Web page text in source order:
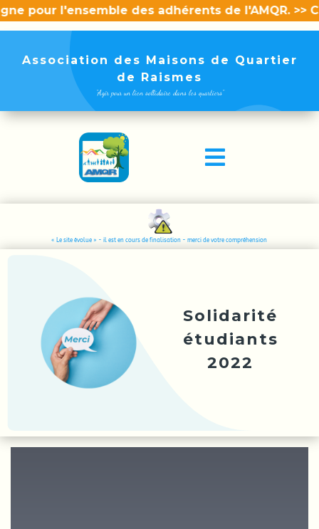
de l'AMQR. >> CLIQUEZ ICI POUR Y
Association des Maisons de Quartier
de Raismes
"Agir pour un lien sollidaire dans les quartiers"

« Le site évolue » - il est en cours de finalisation - merci de votre compréhension
Solidarité
étudiants
2022